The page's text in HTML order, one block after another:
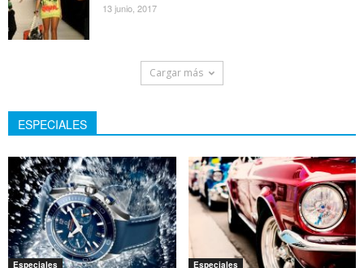
13 junio, 2017
Cargar más
ESPECIALES
Especiales Especiales